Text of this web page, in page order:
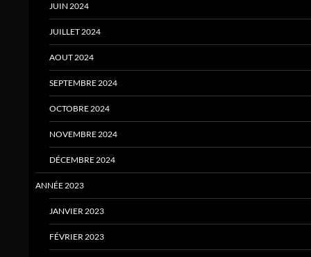
JUIN 2024
JUILLET 2024
AOUT 2024
SEPTEMBRE 2024
OCTOBRE 2024
NOVEMBRE 2024
DÉCEMBRE 2024
ANNÉE 2023
JANVIER 2023
FÉVRIER 2023